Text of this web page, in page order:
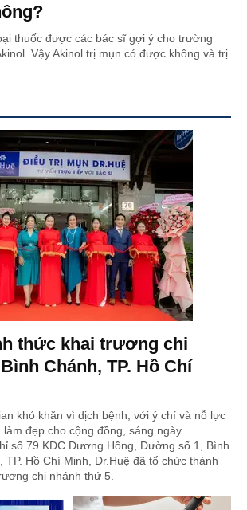
thuốc được các bác sĩ gợi ý cho trường
Vậy Akinol trị mụn có được không và trị
thức khai trương chi
Chánh, TP. Hồ Chí
khó khăn vì dịch bệnh, với ý chí và nỗ lực
đẹp cho cộng đồng, sáng ngày
số 79 KDC Dương Hồng, Đường số 1, Bình
TP. Hồ Chí Minh, Dr.Huệ đã tổ chức thành
chi nhánh thứ 5.